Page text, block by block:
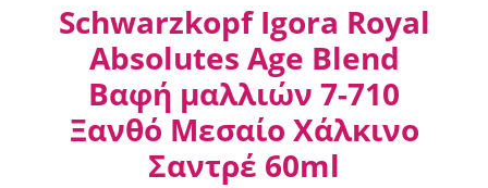
Schwarzkopf Igora Royal
Absolutes Age Blend
Βαφή μαλλιών 7-710
Ξανθό Μεσαίο Χάλκινο
Σαντρέ 60ml